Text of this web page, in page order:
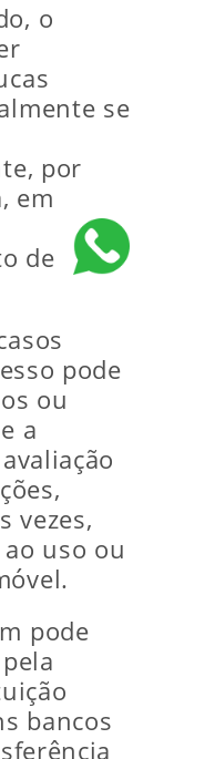
o
se
por
em
de
pode
ou
a
vezes,
uso ou
pode
bancos